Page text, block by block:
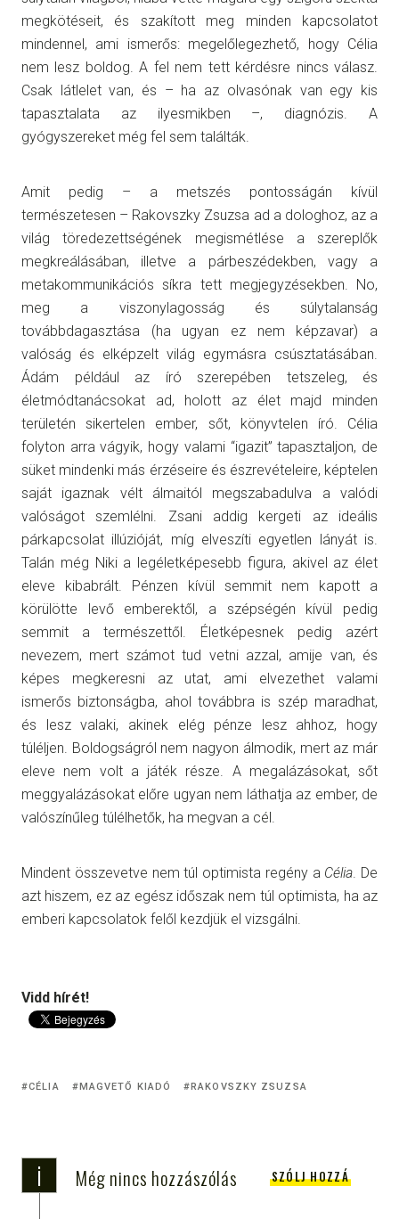
megkötéseit, és szakítottmeg minden kapcsolatot
mindennel, ami ismerős: megelőlegezhető, hogy Célia
nem lesz boldog. A fel nem tett kérdésre nincs válasz.
Csak látlelet van, és – ha az olvasónak van egy kis
tapasztalata az ilyesmikben –, diagnózis. A
gyógyszereket még fel sem találták.
Amit pedig – a metszés pontosságán kívül
természetesen – Rakovszky Zsuzsa ad a dologhoz, az a
világ töredezettségének megismétlése a szereplők
megkreálásában, illetve a párbeszédekben, vagy a
metakommunikációs síkra tett megjegyzésekben. No,
meg a viszonylagosság és súlytalanság
továbbdagasztása (ha ugyan ez nem képzavar) a
valóság és elképzelt világ egymásra csúsztatásában.
Ádám például az író szerepében tetszeleg, és
életmódtanácsokat ad, holott az élet majd minden
területén sikertelen ember, sőt, könyvtelen író. Célia
folyton arra vágyik, hogy valami “igazit” tapasztaljon, de
süket mindenki más érzéseire és észrevételeire, képtelen
saját igaznak vélt álmaitól megszabadulva a valódi
valóságot szemlélni. Zsani addig kergeti az ideális
párkapcsolat illúzióját, míg elveszíti egyetlen lányát is.
Talán még Niki a legéletképesebb figura, akivel az élet
eleve kibabrált. Pénzen kívül semmit nem kapott a
körülötte levő emberektől, a szépségén kívül pedig
semmit a természettől. Életképesnek pedig azért
nevezem, mert számot tud vetni azzal, amije van, és
képes megkeresni az utat, ami elvezethet valami
ismerős biztonságba, ahol továbbra is szép maradhat,
és lesz valaki, akinek elég pénze lesz ahhoz, hogy
túléljen. Boldogságról nem nagyon álmodik, mert az már
eleve nem volt a játék része. A megalázásokat, sőt
meggyalázásokat előre ugyan nem láthatja az ember, de
valószínűleg túlélhetők, ha megvan a cél.
Mindent összevetve nem túl optimista regény a Célia. De
azt hiszem, ez az egész időszak nem túl optimista, ha az
emberi kapcsolatok felől kezdjük el vizsgálni.
Vidd hírét!
CÉLIA MAGVETŐ KIADÓ RAKOVSZKY ZSUZSA
i Még nincs hozzászólás SZÓLJ HOZZÁ